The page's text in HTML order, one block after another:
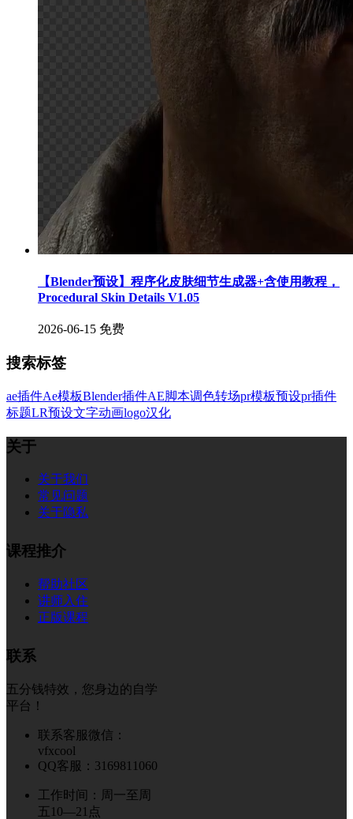
【Blender预设】程序化皮肤细节生成器+含使用教程，
Procedural Skin Details V1.05
2026-06-15 免费
搜索标签
ae插件Ae模板Blender插件AE脚本调色转场pr模板预设pr插件
标题LR预设文字动画logo汉化
关于
关于我们
常见问题
关于隐私
课程推介
帮助社区
讲师入住
正版课程
联系
五分钱特效，您身边的自学
平台！
联系客服微信：
vfxcool
QQ客服：3169811060
工作时间：周一至周
五10—21点